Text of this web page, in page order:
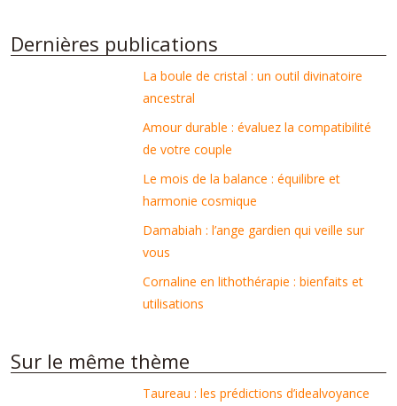
Dernières publications
La boule de cristal : un outil divinatoire
ancestral
Amour durable : évaluez la compatibilité
de votre couple
Le mois de la balance : équilibre et
harmonie cosmique
Damabiah : l’ange gardien qui veille sur
vous
Cornaline en lithothérapie : bienfaits et
utilisations
Sur le même thème
Taureau : les prédictions d’idealvoyance